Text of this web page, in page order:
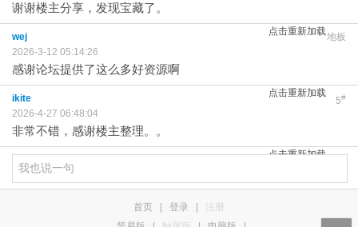
谢谢楼主分享，发现宝藏了。
点击重新加载地板
wej
2026-3-12 05:14:26
感谢论坛提供了这么多好资源啊
点击重新加载
5#
ikite
2026-4-27 06:48:04
非常不错，感谢楼主整理。。
点击重新加载
首页 登录
注册